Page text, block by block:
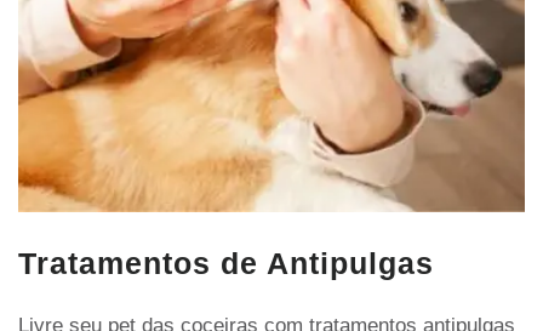
Tratamentos de Antipulgas
Livre seu pet das coceiras com tratamentos antipulgas